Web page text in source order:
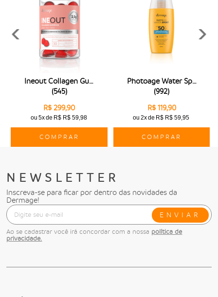
Ineout Collagen Gummies
(545)
R$ 299,90
ou 5xde R$ R$ 59,98
COMPRAR
Photoage Water Sport Fps50
(992)
R$ 119,90
ou 2xde R$ R$ 59,95
COMPRAR
NEWSLETTER
Inscreva-se para ficar por dentro das novidades da
Dermage!
ENVIAR
Ao se cadastrar você irá concordar com a nossa política de
privacidade.